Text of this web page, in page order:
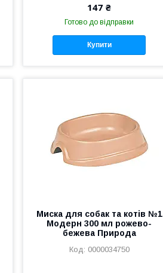
147 ₴
Готово до відправки
Купити
Миска для собак та котів №1
Модерн 300 мл рожево-
бежева Природа
0000034750